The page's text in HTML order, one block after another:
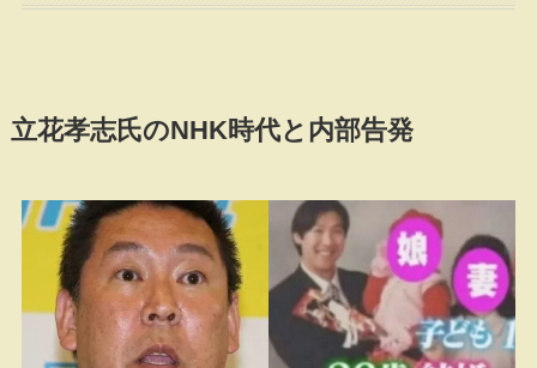
立花孝志氏のNHK時代と内部告発